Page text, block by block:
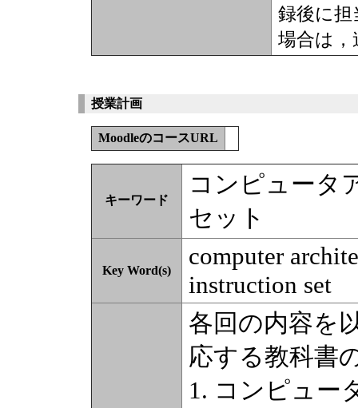
録後に
場合は
授業計画
MoodleのコースURL
キーワード
コンピュータ
セット
Key Word(s)
computer
instruction set
各回の内容を
応する教科書
1. コンピュー